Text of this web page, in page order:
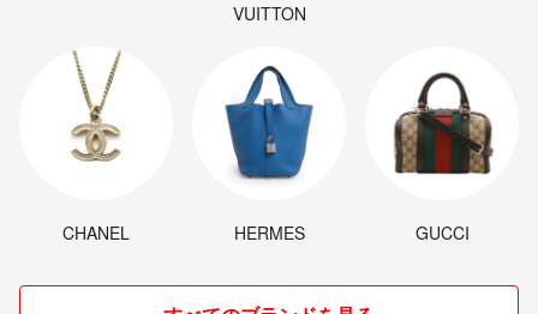
VUITTON
CHANEL HERMES GUCCI